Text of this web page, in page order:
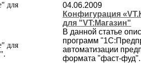
для
для
04.06.2009
Конфигурация
для "VT:Магазин"
В данной статье
программ
автоматизации
формата "фаст-фуд".